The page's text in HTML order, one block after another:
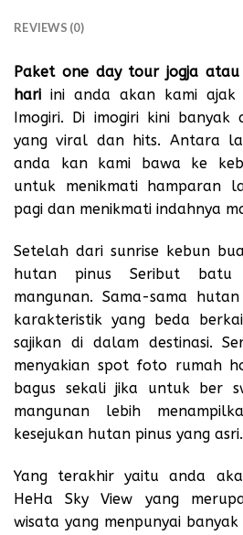
REVIEWS (0)
Paket one day tour jogja
hari ini anda akan kami ajak
Imogiri. Di imogiri kini banyak
yang viral dan hits. Antara
anda kan kami bawa ke
untuk menikmati hamparan
pagi dan menikmati indahnya
Setelah dari sunrise kebun
hutan pinus Seribut
mangunan. Sama-sama
karakteristik yang beda
sajikan di dalam destinasi.
menyakian spot foto rumah
bagus sekali jika untuk ber
mangunan lebih
kesejukan hutan pinus yang asri.
Yang terakhir yaitu anda
HeHa Sky View yang
wisata yang menpunyai